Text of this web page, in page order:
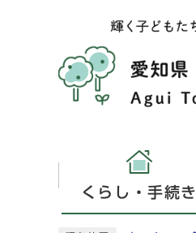
くらし・手続き